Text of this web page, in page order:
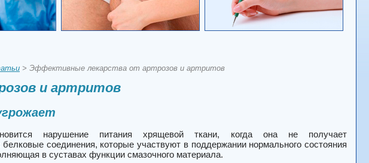
> Эффективные лекарства от артрозов и артритов
и артритов
нарушение питания хрящевой ткани, когда она не получает
соединения, которые участвуют в поддержании нормального состояния
в суставах функции смазочного материала.